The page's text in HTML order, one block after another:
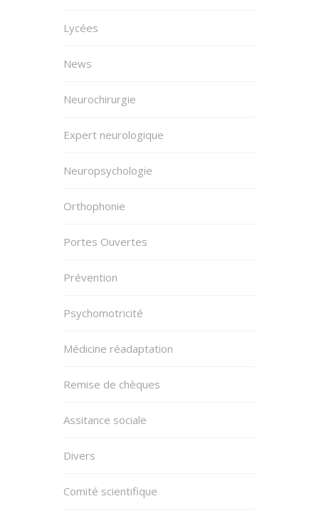
Lycées
News
Neurochirurgie
Expert neurologique
Neuropsychologie
Orthophonie
Portes Ouvertes
Prévention
Psychomotricité
Médicine réadaptation
Remise de chèques
Assitance sociale
Divers
Comité scientifique